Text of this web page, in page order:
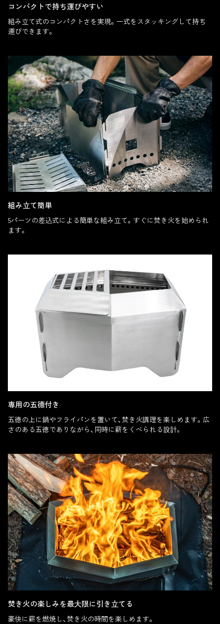
コンパクトで持ち運びやすい
組み立て式のコンパクトさを実現。一式をスタッキングして持ち
運びできます。
組み立て簡単
5パーツの差込式による簡単な組み立て。すぐに焚き火を始められ
ます。
専用の五徳付き
五徳の上に鍋やフライパンを置いて、焚き火調理を楽しめます。広
さのある五徳でありながら、同時に薪をくべられる設計。
焚き火の楽しみを最大限に引き立てる
豪快に薪を燃焼し、焚き火の時間を楽しめます。